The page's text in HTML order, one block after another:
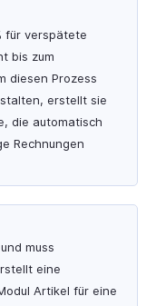
für verspätete
bis zum
diesen Prozess
erstellt sie
die automatisch
Rechnungen
muss
eine
Artikel für eine